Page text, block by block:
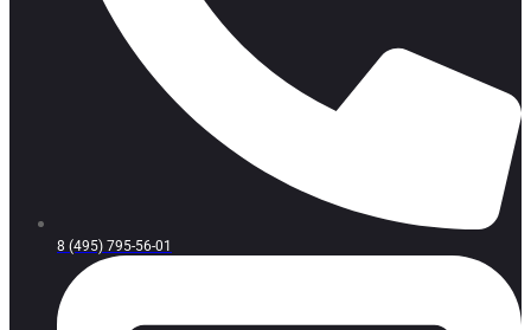
8 (495) 795-56-01